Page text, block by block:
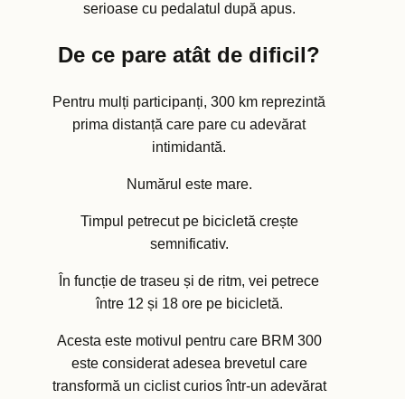
serioase cu pedalatul după apus.
De ce pare atât de dificil?
Pentru mulți participanți, 300 km reprezintă
prima distanță care pare cu adevărat
intimidantă.
Numărul este mare.
Timpul petrecut pe bicicletă crește
semnificativ.
În funcție de traseu și de ritm, vei petrece
între 12 și 18 ore pe bicicletă.
Acesta este motivul pentru care BRM 300
este considerat adesea brevetul care
transformă un ciclist curios într-un adevărat